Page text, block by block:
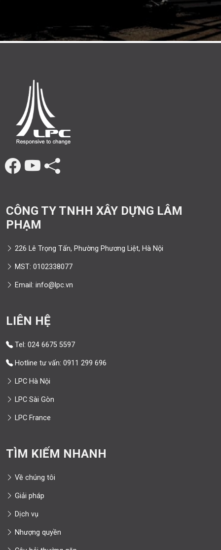
CÔNG TY TNHH XÂY DỰNG LÂM
PHẠM
226 Lê Trọng Tấn, Phường Phương Liệt, Hà Nội
MST: 0102338077
Email: info@lpc.vn
LIÊN HỆ
Tel: 024 6675 5597
Hotline tư vấn: 0911 299 696
LPC Hà Nội
LPC Sài Gòn
LPC France
TÌM KIẾM NHANH
Về chúng tôi
Giải pháp
Dịch vụ
Nhượng quyền